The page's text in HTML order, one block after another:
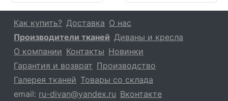
Как купить? Доставка О нас
Производители тканей Диваны и кресла
О компании Контакты Новинки
Гарантия и возврат Производство
Галерея тканей Товары со склада
email: ru-divan@yandex.ru Вконтакте